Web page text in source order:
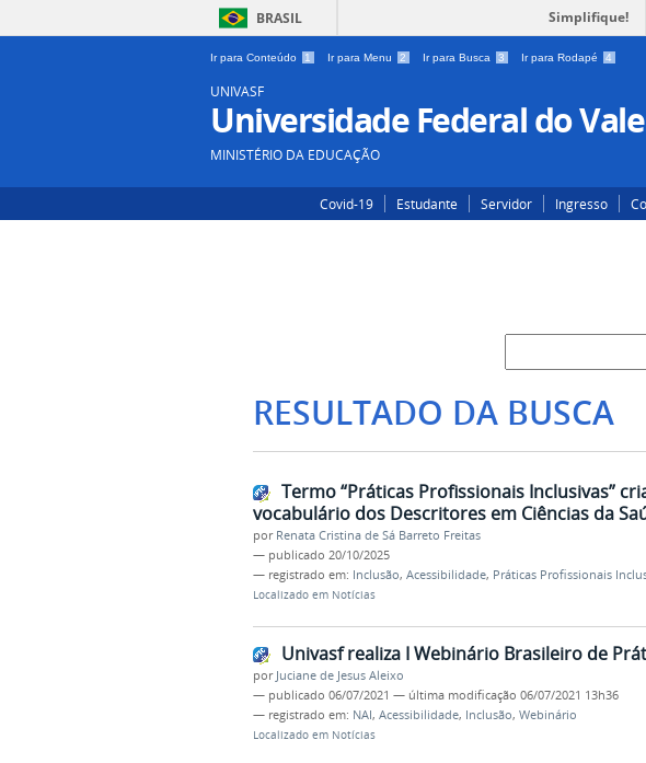
BRASIL Simplifique!
Ir para Conteúdo 1 Ir para Menu 2 Ir para Busca 3 Ir para Rodapé 4
UNIVASF
Universidade Federal do
MINISTÉRIO DA EDUCAÇÃO
Covid-19 Estudante Servidor Ingresso
RESULTADO DA BUSCA
Termo “Práticas Profissionais Inclusivas”
vocabulário dos Descritores em Ciências da
por Renata Cristina de Sá Barreto Freitas
— publicado 20/10/2025
— registrado em: Inclusão, Acessibilidade, Práticas Profissionais
Localizado em Notícias
Univasf realiza I Webinário Brasileiro de
por Juciane de Jesus Aleixo
— publicado 06/07/2021 — última modificação 06/07/2021 13h36
— registrado em: NAI, Acessibilidade, Inclusão, Webinário
Localizado em Notícias